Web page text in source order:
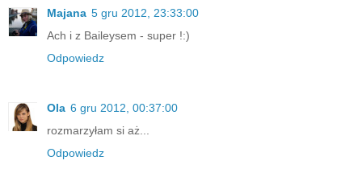
Majana 5 gru 2012, 23:33:00
Ach i z Baileysem - super !:)
Odpowiedz
Ola 6 gru 2012, 00:37:00
rozmarzyłam si aż...
Odpowiedz